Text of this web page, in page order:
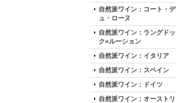
自然派ワイン：コート・デ
ュ・ローヌ
自然派ワイン：ラングドッ
ク=ルーション
自然派ワイン：イタリア
自然派ワイン：スペイン
自然派ワイン：ドイツ
自然派ワイン：オーストリ